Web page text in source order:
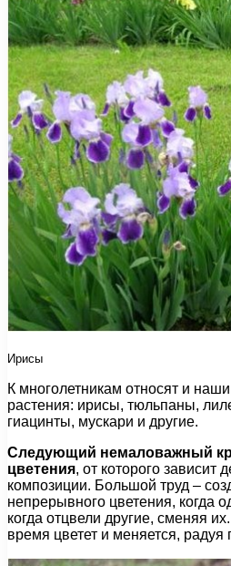
Ирисы
К многолетникам относят и
растения: ирисы, тюльпаны,
гиацинты, мускари и другие.
Следующий немаловажный
цветения, от которого зависит
композиции. Большой труд –
непрерывного цветения, когда
когда отцвели другие, сменяя
время цветет и меняется, радуя